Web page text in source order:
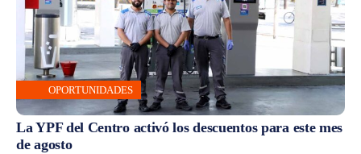
OPORTUNIDADES
La YPF del Centro activó los descuentos para este mes
de agosto